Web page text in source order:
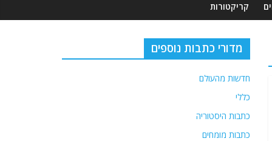
קריקטורות
מדורי כתבות נוספים
חדשות מהעולם
כללי
כתבות היסטוריה
כתבות מומחים